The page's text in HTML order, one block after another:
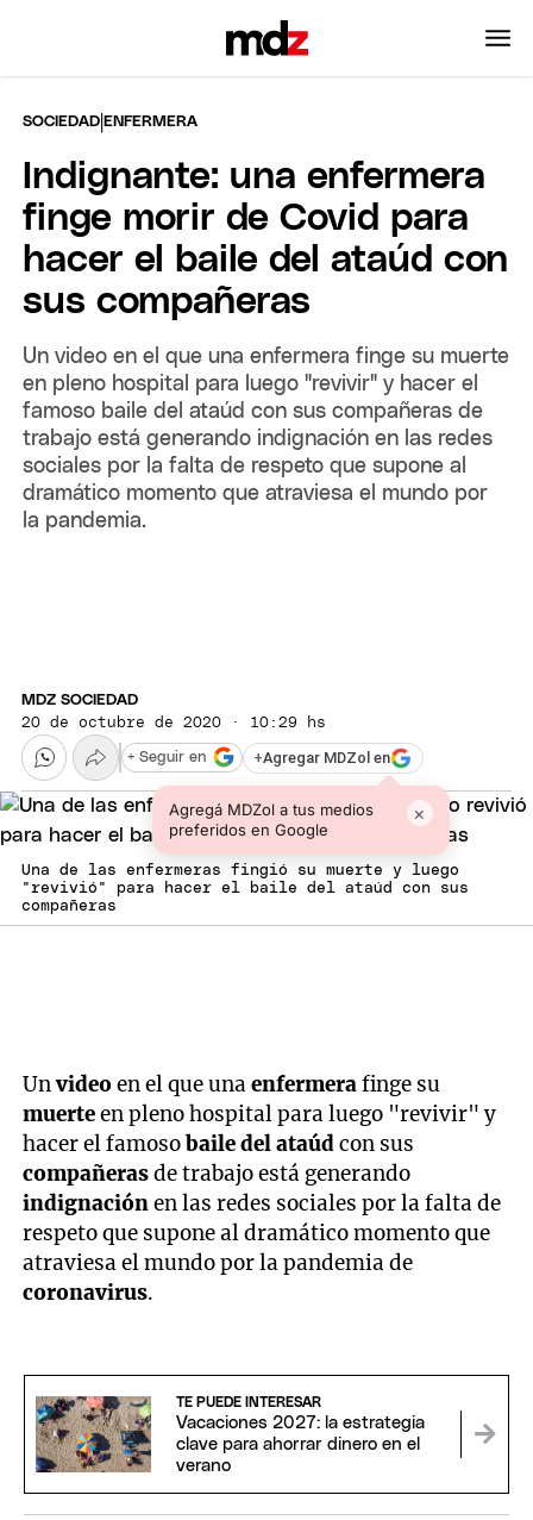
SOCIEDAD |ENFERMERA
Indignante: una enfermera
finge morir de Covid para
hacer el baile del ataúd con
sus compañeras
Un video en el que una enfermera finge su muerte
en pleno hospital para luego "revivir" y hacer el
famoso baile del ataúd con sus compañeras de
trabajo está generando indignación en las redes
sociales por la falta de respeto que supone al
dramático momento que atraviesa el mundo por
la pandemia.
MDZ SOCIEDAD
20 de octubre de 2020 · 10:29 hs
+Agregar MDZol en
Agregá MDZol a tus medios
preferidos en Google
×
+ Seguir en
Una de las enfermeras fingió su muerte y luego
"revivió" para hacer el baile del ataúd con sus
compañeras
Unvideoen el que unaenfermerafinge su
muerteen pleno hospital para luego "revivir" y
hacer el famosobaile del ataúdcon sus
compañerasde trabajo está generando
indignaciónen las redes sociales por la falta de
respeto que supone al dramático momento que
atraviesa el mundo por la pandemia de
coronavirus.
TE PUEDE INTERESAR
Vacaciones 2027: la estrategia
clave para ahorrar dinero en el
verano